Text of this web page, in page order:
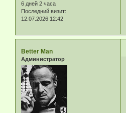
6 дней 2 часа
Последний визит:
12.07.2026 12:42
Better Man
Администратор